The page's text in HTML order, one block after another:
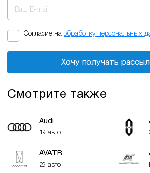
Ваш E-mail
Согласие на обработку персональных
Хочу получать
Смотрите также
Audi
19 авто
AVATR
29 авто